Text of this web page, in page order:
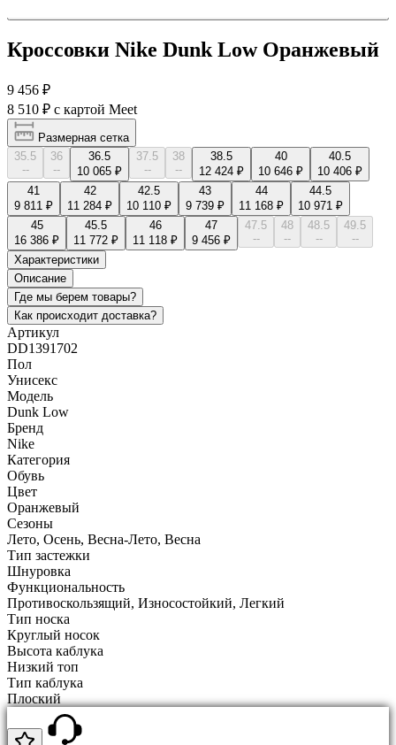
Кроссовки Nike Dunk Low Оранжевый
9 456 ₽
8 510 ₽ с картой Meet
Размерная сетка
35.5
--
36
--
36.5
10 065 ₽
37.5
--
38
--
38.5
12 424 ₽
40
10 646 ₽
40.5
10 406 ₽
41
9 811 ₽
42
11 284 ₽
42.5
10 110 ₽
43
9 739 ₽
44
11 168 ₽
44.5
10 971 ₽
45
16 386 ₽
45.5
11 772 ₽
46
11 118 ₽
47
9 456 ₽
47.5
--
48
--
48.5
--
49.5
--
Характеристики
Описание
Где мы берем товары?
Как происходит доставка?
Артикул
DD1391702
Пол
Унисекс
Модель
Dunk Low
Бренд
Nike
Категория
Обувь
Цвет
Оранжевый
Сезоны
Лето, Осень, Весна-Лето, Весна
Тип застежки
Шнуровка
Функциональность
Противоскользящий, Износостойкий, Легкий
Тип носка
Круглый носок
Высота каблука
Низкий топ
Тип каблука
Плоский